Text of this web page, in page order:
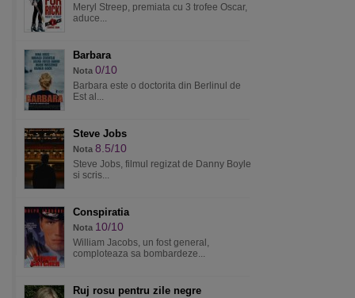
Meryl Streep, premiata cu 3 trofee Oscar,
aduce...
Barbara
Nota 0/10
Barbara este o doctorita din Berlinul de
Est al...
Steve Jobs
Nota 8.5/10
Steve Jobs, filmul regizat de Danny Boyle
si scris...
Conspiratia
Nota 10/10
William Jacobs, un fost general,
comploteaza sa bombardeze...
Ruj rosu pentru zile negre